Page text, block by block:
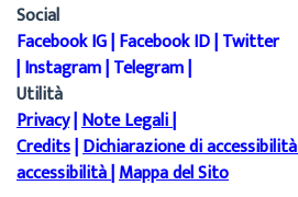
Social
Facebook IG|Facebook ID|Twitter
|Instagram|Telegram|
Utilità
Privacy|Note Legali|
Credits|Dichiarazione di accessibilità
accessibilità|Mappa del Sito